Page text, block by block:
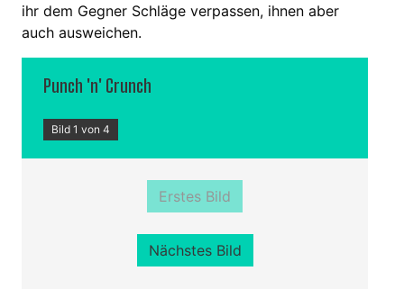
ihr dem Gegner Schläge verpassen, ihnen aber
auch ausweichen.
Punch 'n' Crunch
Bild 1 von 4
Erstes Bild
Nächstes Bild